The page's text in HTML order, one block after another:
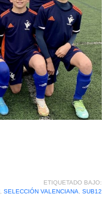
ETIQUETADO BAJO:
, SELECCIÓN VALENCIANA, SUB12